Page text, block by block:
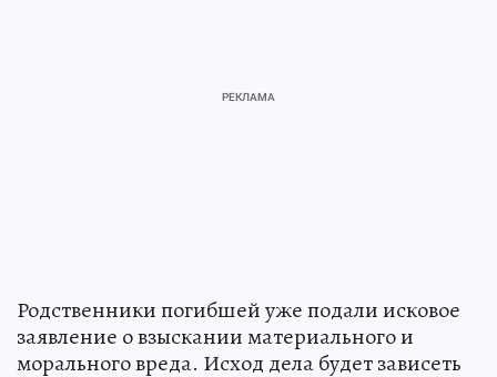
Родственники погибшей уже подали исковое
заявление о взыскании материального и
морального вреда. Исход дела будет зависеть